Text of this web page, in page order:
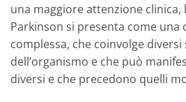
una maggiore attenzione clinica,
Parkinson si presenta come
complessa, che coinvolge diversi
dell’organismo e che può
diversi e che precedono quelli